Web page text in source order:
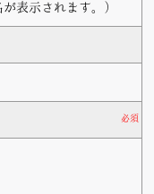
表示されます。）
必須